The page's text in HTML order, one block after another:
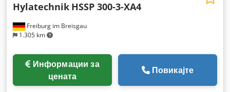
Freiburg im Breisgau
1.305 km
Hylatechnik HSSP 300-3-XA4
цената
Повикајте